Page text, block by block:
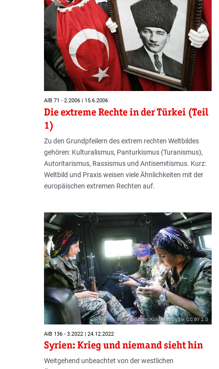
AIB 71 - 2.2006 | 15.6.2006
Die extreme Rechte in der Türkei (Teil
1)
Zu den Grundpfeilern des extrem rechten Weltbildes
gehören: Kulturalismus, Panturkismus (Turanismus),
Autoritarismus, Rassismus und Antisemitismus. Kurz:
Weltbild und Praxis weisen viele Ähnlichkeiten mit der
europäischen extremen Rechten auf.
Bild: flickr.com; Kurdishstruggle; CC BY 2.0
AIB 136 - 3.2022 | 24.12.2022
Syrien: Krieg und niemand sieht hin
Weitgehend unbeachtet von der westlichen